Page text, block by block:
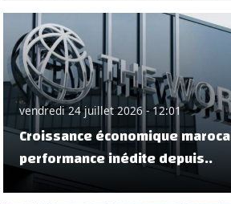
vendredi 24 juillet 2026 - 12:01
Croissance économique
performance inédite depuis..